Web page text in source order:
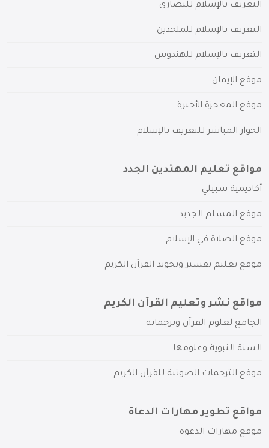
التعريف بالإسلام للنصارى
التعريف بالإسلام للملحدين
التعريف بالإسلام للهندوس
موقع الإيمان
موقع المعجزة الأخيرة
الحوار المباشر للتعريف بالإسلام
مواقع تعليم المهتدين الجدد
أكاديمية سبيلي
موقع المسلم الجديد
موقع الصلاة في الإسلام
موقع تعليم تفسير وتجويد القرآن الكريم
مواقع نشر وتعليم القرآن الكريم
الجامع لعلوم القرآن وترجماته
السنة النبوية وعلومها
موقع الترجمات الصوتية للقرآن الكريم
مواقع تطوير مهارات الدعاة
موقع مهارات الدعوة